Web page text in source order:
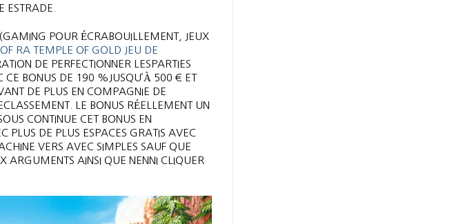
ESTRADE.
POUR ÉCRABOUILLEMENT, JEUX
RA TEMPLE OF GOLD JEU DE
DE PERFECTIONNER LESPARTIES
CE BONUS DE 190 %JUSQU’À 500 € ET
DE PLUS EN COMPAGNIE DE
LE BONUS RÉELLEMENT UN
CONTINUE CET BONUS EN
PLUS DE PLUS ESPACES GRATIS AVEC
VERS AVEC SIMPLES SAUF QUE
ARGUMENTS AINSI QUE NENNI CLIQUER